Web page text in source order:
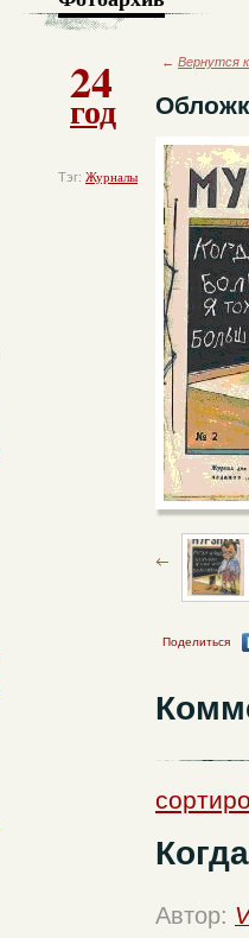
24
год
Тэг: Журналы
← Вернутся
Поделиться
Автор: